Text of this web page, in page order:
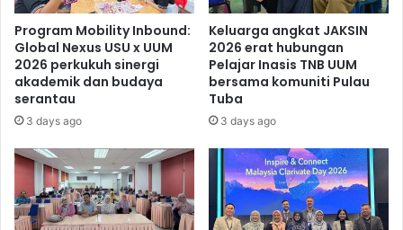
Program Mobility Inbound:
Global Nexus USU x UUM
2026 perkukuh sinergi
akademik dan budaya
serantau
3 days ago
Keluarga angkat JAKSIN
2026 erat hubungan
Pelajar Inasis TNB UUM
bersama komuniti Pulau
Tuba
3 days ago